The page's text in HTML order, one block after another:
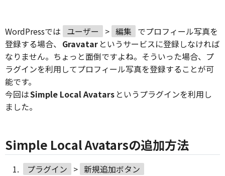
WordPressでは ユーザー > 編集 でプロフィール写真を
登録する場合、 Gravatar というサービスに登録しなければ
なりません。ちょっと面倒ですよね。そういった場合、プ
ラグインを利用してプロフィール写真を登録することが可
能です。
今回はSimple Local Avatars というプラグインを利用し
ました。
Simple Local Avatarsの追加方法
プラグイン > 新規追加ボタン